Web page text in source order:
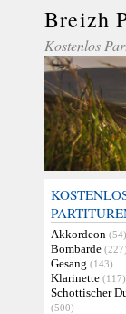
Breizh
Kostenlos
Akkordeon (54)
Bombarde (227)
Gesang (143)
Klarinette (117)
Schottischer
(500)